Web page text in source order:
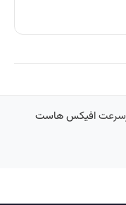
افیکس هاست